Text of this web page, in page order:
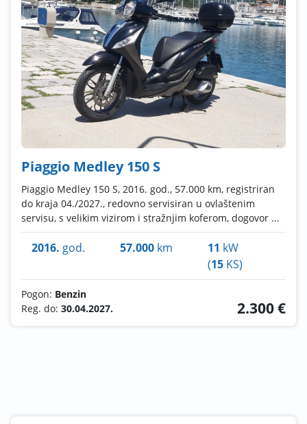
Piaggio Medley 150 S
Piaggio Medley 150 S, 2016. god., 57.000 km, registriran
do kraja 04./2027., redovno servisiran u ovlaštenim
servisu, s velikim vizirom i stražnjim koferom, dogovor ...
2016. god. 57.000km 11 kW
(15 KS)
Pogon: Benzin
Reg. do: 30.04.2027. 2.300 €